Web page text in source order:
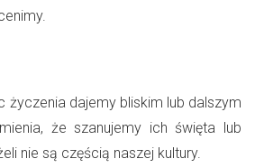
życzenia dajemy bliskim lub dalszym
że szanujemy ich święta lub
nie są częścią naszej kultury.